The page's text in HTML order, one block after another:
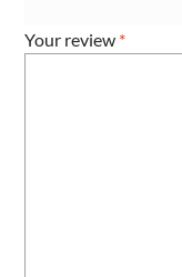
Your review *